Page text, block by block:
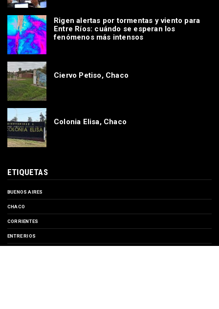
Rigen alertas por tormentas y viento para
Entre Ríos: cuándo se esperan los
fenómenos más intensos
Ciervo Petiso, Chaco
Colonia Elisa, Chaco
ETIQUETAS
BUENOS AIRES
CHACO
CORRIENTES
ENTRE RIOS